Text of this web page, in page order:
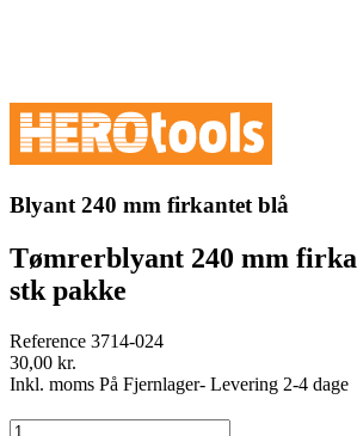
Blyant 240 mm firkantet blå
Tømrerblyant 240 mm
stk pakke
Reference 3714-024
30,00 kr.
Inkl. moms På Fjernlager- Levering 2-4 dage